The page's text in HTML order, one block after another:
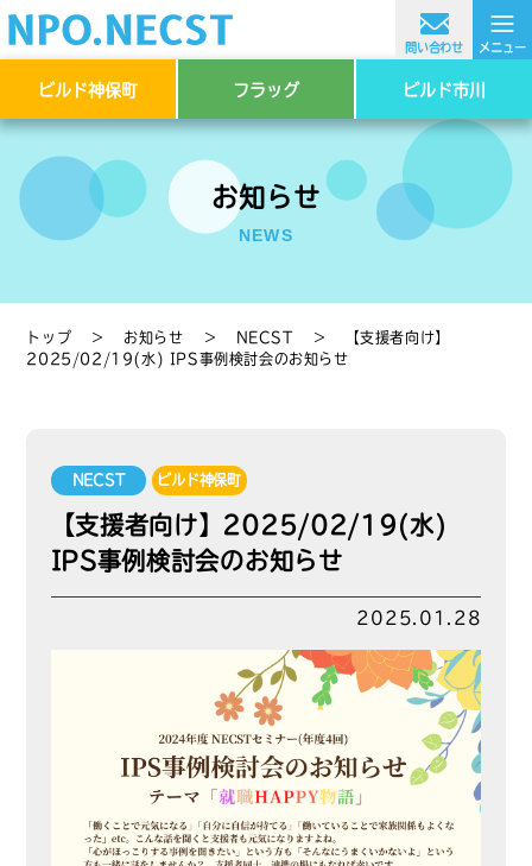
≡
メニュー
問い合わせ
ビルド神保町 フラッグ ビルド市川
お知らせ
NEWS
トップ ＞ お知らせ ＞ NECST＞
【支援者向け】
2025/02/19(水) IPS事例検討会のお知らせ
NECST ビルド神保町
【支援者向け】2025/02/19(水)
IPS事例検討会のお知らせ
2025.01.28